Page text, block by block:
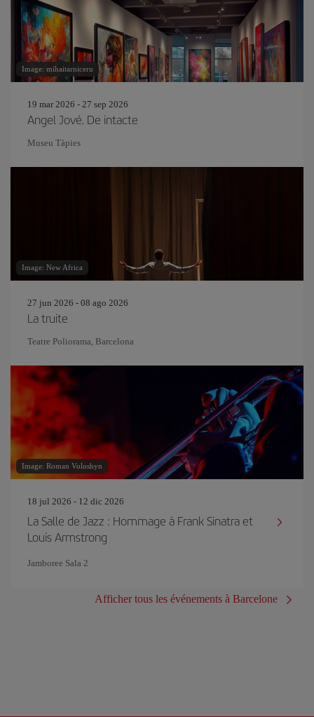
Image: mihaitarniceru
19 mar 2026 - 27 sep 2026
Angel Jové. De intacte
Museu Tàpies
Image: New Africa
27 jun 2026 - 08 ago 2026
La truite
Teatre Poliorama, Barcelona
Image: Roman Voloshyn
18 jul 2026 - 12 dic 2026
La Salle de Jazz : Hommage à Frank Sinatra et
Louis Armstrong
Jamboree Sala 2
Afficher tous les événements à Barcelone